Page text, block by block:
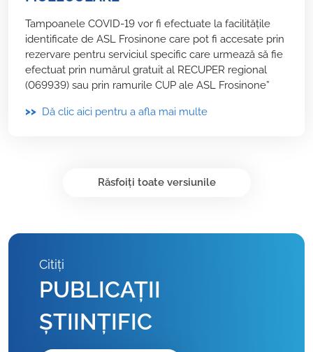
Tampoanele COVID-19 vor fi efectuate la facilitățile
identificate de ASL Frosinone care pot fi accesate prin
rezervare pentru serviciul specific care urmează să fie
efectuat prin numărul gratuit al RECUPER regional
(069939) sau prin ramurile CUP ale ASL Frosinone”
>> Dă clic aici pentru a afla mai multe
Răsfoiți toate versiunile
Citiți
PUBLICAȚII
ȘTIINȚIFIC